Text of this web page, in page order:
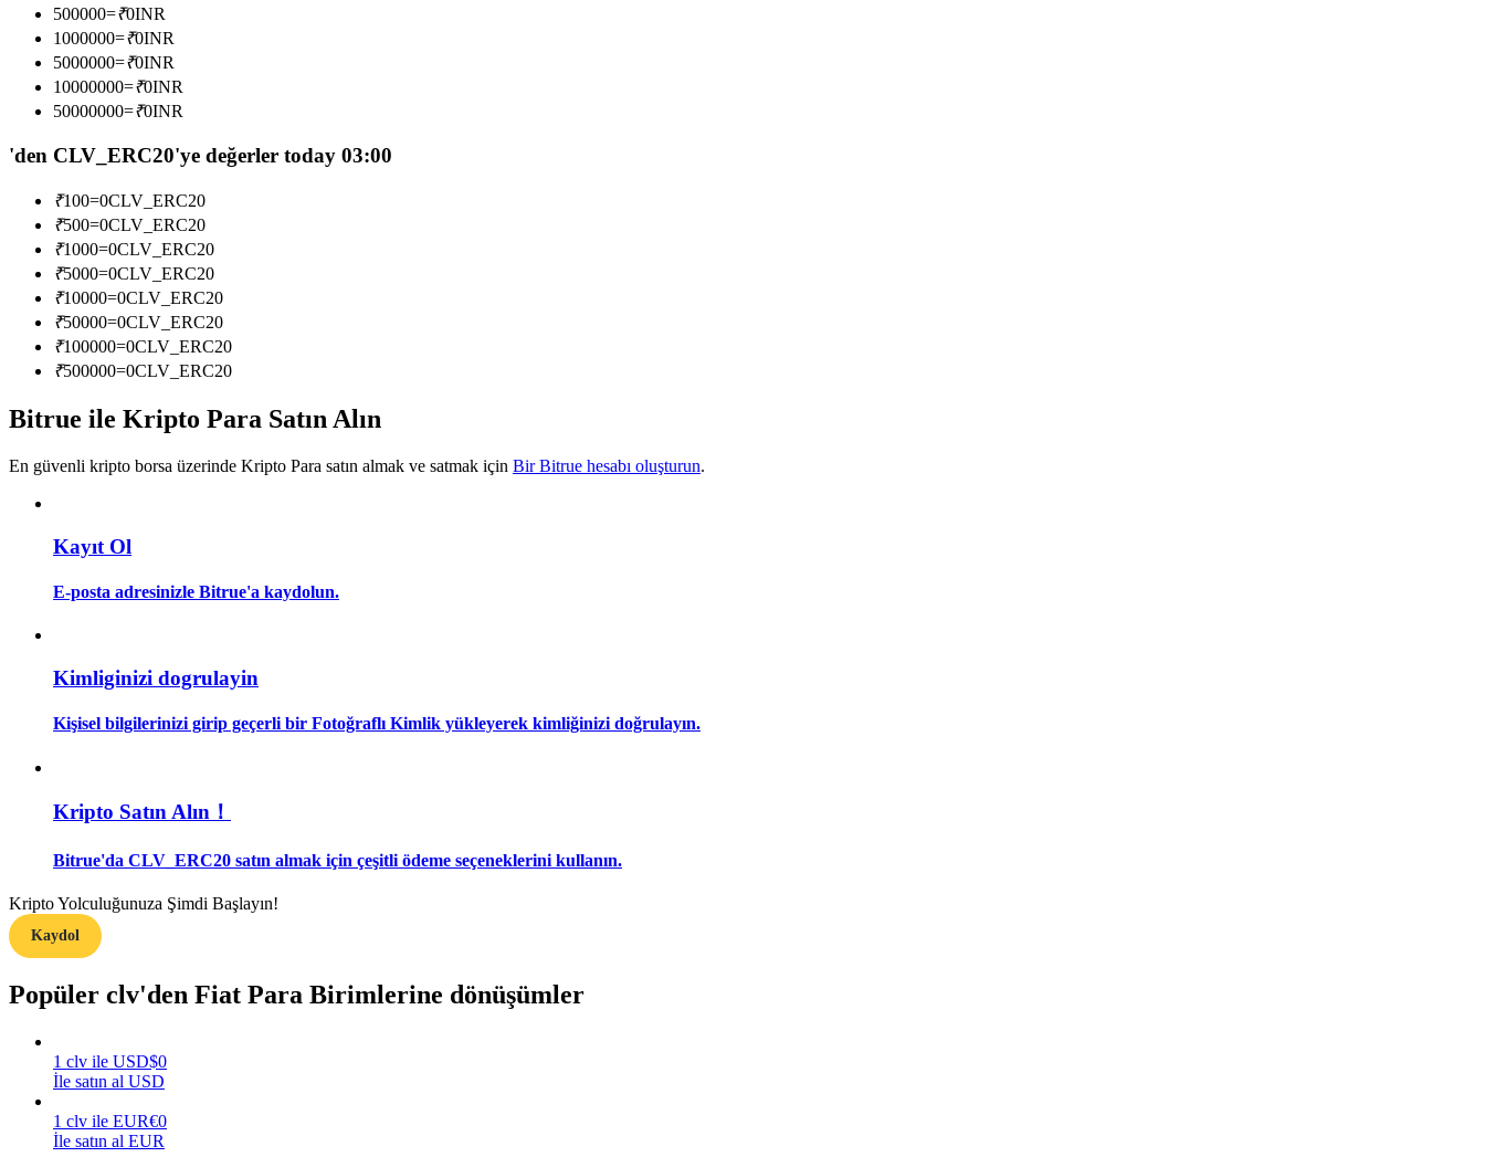
Kopya Ticaret
En iyi traderlarla güçlerinizi birleştirin
Kopya Tüccarı Olun
Kâr paylaşımı ve kopya ticaret komisyonlarının tadını çıkarın
Bilgi
Rehber
Vadeli İşlemler Başlangıç Kılavuzu
Ticaret stratejileri
500000=₹0INR
1000000=₹0INR
5000000=₹0INR
10000000=₹0INR
50000000=₹0INR
'den CLV_ERC20'ye değerler today 03:00
₹100=0CLV_ERC20
₹500=0CLV_ERC20
₹1000=0CLV_ERC20
₹5000=0CLV_ERC20
₹10000=0CLV_ERC20
₹50000=0CLV_ERC20
₹100000=0CLV_ERC20
₹500000=0CLV_ERC20
Bitrue ile Kripto Para Satın Alın
En güvenli kripto borsa üzerinde Kripto Para satın almak ve satmak için Bir Bitrue hesabı oluşturun.
Kayıt Ol
E-posta adresinizle Bitrue'a kaydolun.
Kimliginizi dogrulayin
Kişisel bilgilerinizi girip geçerli bir Fotoğraflı Kimlik yükleyerek kimliğinizi doğrulayın.
Kripto Satın Alın！
Bitrue'da CLV_ERC20 satın almak için çeşitli ödeme seçeneklerini kullanın.
Kripto Yolculuğunuza Şimdi Başlayın!
Kaydol
Popüler clv'den Fiat Para Birimlerine dönüşümler
1 clv ile USD$0
İle satın al USD
1 clv ile EUR€0
İle satın al EUR